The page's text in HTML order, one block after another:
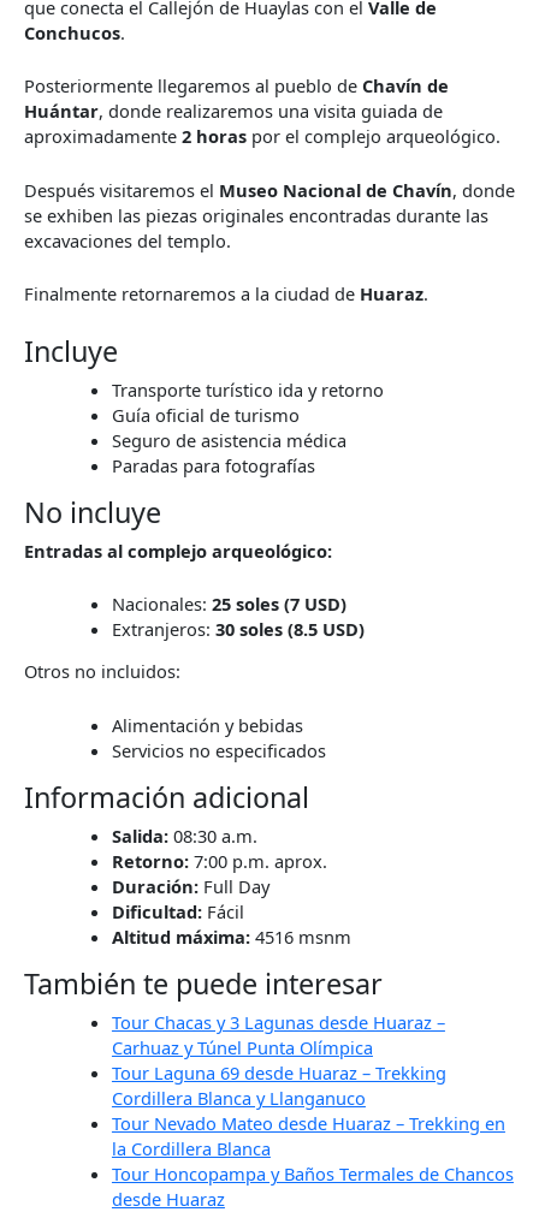
que conecta el Callejón de Huaylas con el Valle de
Conchucos.
Posteriormente llegaremos al pueblo de Chavín de
Huántar, donde realizaremos una visita guiada de
aproximadamente 2 horas por el complejo arqueológico.
Después visitaremos el Museo Nacional de Chavín, donde
se exhiben las piezas originales encontradas durante las
excavaciones del templo.
Finalmente retornaremos a la ciudad de Huaraz.
Incluye
Transporte turístico ida y retorno
Guía oficial de turismo
Seguro de asistencia médica
Paradas para fotografías
No incluye
Entradas al complejo arqueológico:
Nacionales: 25 soles (7 USD)
Extranjeros: 30 soles (8.5 USD)
Otros no incluidos:
Alimentación y bebidas
Servicios no especificados
Información adicional
Salida:08:30 a.m.
Retorno:7:00 p.m. aprox.
Duración:Full Day
Dificultad:Fácil
Altitud máxima:4516 msnm
También te puede interesar
Tour Chacas y 3 Lagunas desde Huaraz –
Carhuaz y Túnel Punta Olímpica
Tour Laguna 69 desde Huaraz – Trekking
Cordillera Blanca y Llanganuco
Tour Nevado Mateo desde Huaraz – Trekking en
la Cordillera Blanca
Tour Honcopampa y Baños Termales de Chancos
desde Huaraz